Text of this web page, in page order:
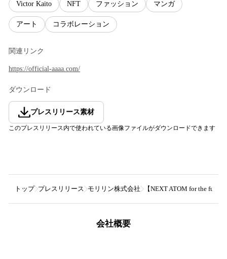
Victor Kaito NFT ファッション マンガ
アート コラボレーション
関連リンク
https://official-aaaa.com/
ダウンロード
プレスリリース素材
このプレスリリース内で使われている画像ファイルがダウンロードできます
トップ プレスリリース モリリン株式会社 【NEXT ATOM for the
会社概要